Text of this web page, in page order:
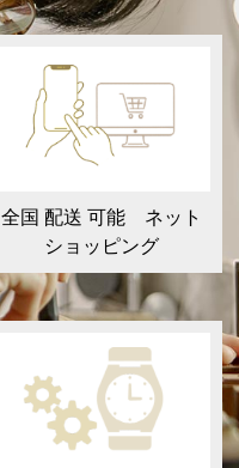
全国 配送 可能 ネット
ショッピング